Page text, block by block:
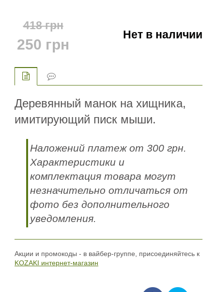
418 грн
250 грн
Нет в наличии
Деревянный манок на хищника,
имитирующий писк мыши.
Наложений платеж от 300 грн.
Характеристики и
комплектация товара могут
незначительно отличаться от
фото без дополнительного
уведомления.
Акции и промокоды - в вайбер-группе, присоединяйтесь к
KOZAKI интернет-магазин